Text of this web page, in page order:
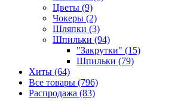
Цветы (9)
Чокеры (2)
Шляпки (3)
Шпильки (94)
"Закрутки" (15)
Шпильки (79)
Хиты (64)
Все товары (796)
Распродажа (83)